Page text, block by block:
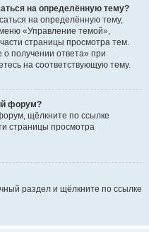
на определённую тему?
на определённую тему,
«Управление темой»,
страницы просмотра тем.
получении ответа» при
на соответствующую тему.
форум?
щёлкните по ссылке
страницы просмотра
раздел и щёлкните по ссылке